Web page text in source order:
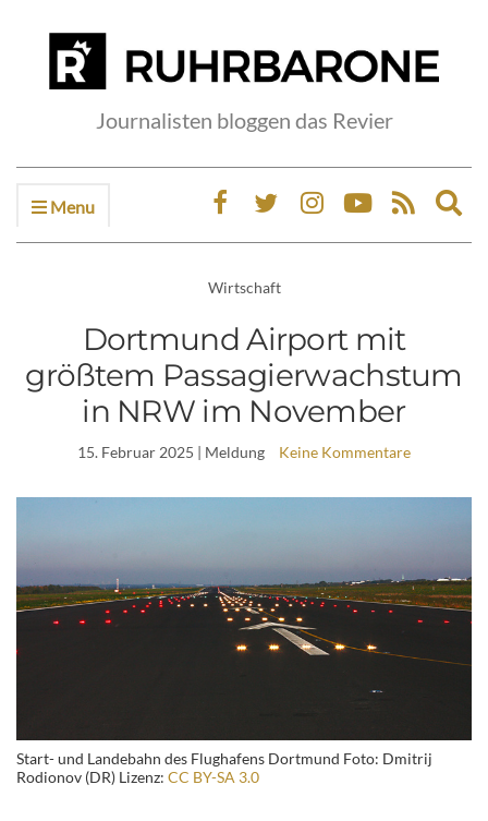
Journalisten bloggen das Revier
Menu
Wirtschaft
Dortmund Airport mit
größtem Passagierwachstum
in NRW im November
15. Februar 2025 | Meldung Keine Kommentare
Start- und Landebahn des Flughafens Dortmund Foto: Dmitrij
Rodionov (DR) Lizenz: CC BY-SA 3.0